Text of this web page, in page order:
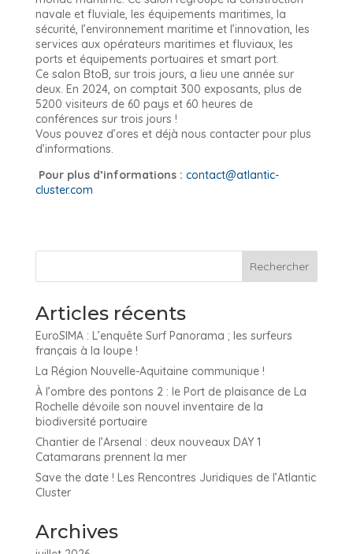
navale et fluviale, les équipements maritimes, la
sécurité, l’environnement maritime et l’innovation, les
services aux opérateurs maritimes et fluviaux, les
ports et équipements portuaires et smart port.
Ce salon BtoB, sur trois jours, a lieu une année sur
deux. En 2024, on comptait 300 exposants, plus de
5200 visiteurs de 60 pays et 60 heures de
conférences sur trois jours !
Vous pouvez d’ores et déjà nous contacter pour plus
d’informations.
Pour plus d’informations : contact@atlantic-
cluster.com
Articles récents
EuroSIMA : L’enquête Surf Panorama ; les surfeurs
français à la loupe !
La Région Nouvelle-Aquitaine communique !
À l’ombre des pontons 2 : le Port de plaisance de La
Rochelle dévoile son nouvel inventaire de la
biodiversité portuaire
Chantier de l’Arsenal : deux nouveaux DAY 1
Catamarans prennent la mer
Save the date ! Les Rencontres Juridiques de l’Atlantic
Cluster
Archives